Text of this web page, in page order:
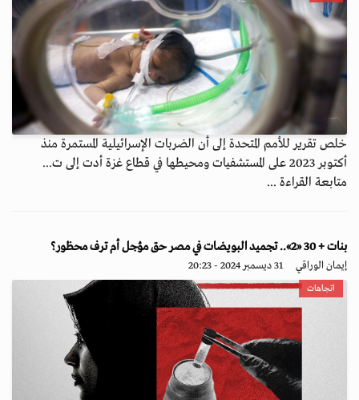
خلص تقرير للأمم المتحدة إلى أن الضربات الإسرائيلية المستمرة منذ
أكتوبر 2023 على المستشفيات ومحيطها في قطاع غزة أدت إلى ت...
متابعة القراءة ...
بنات + 30 «2».. تجميد البويضات في مصر حق مؤجل أم ترف محظور؟
إيمان الوراقي 31 ديسمبر 2024 - 20:23
اتجاهات